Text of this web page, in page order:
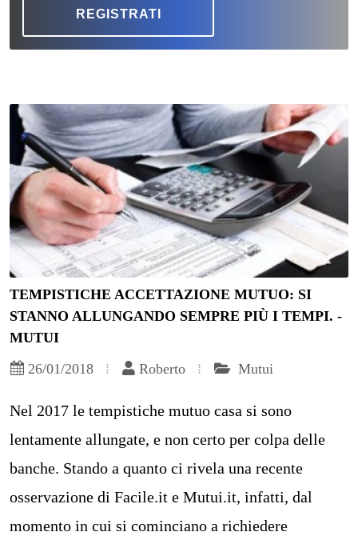
REGISTRATI
TEMPISTICHE ACCETTAZIONE MUTUO: SI
STANNO ALLUNGANDO SEMPRE PIÙ I TEMPI. -
MUTUI
26/01/2018
Roberto Mutui
Nel 2017 le tempistiche mutuo casa si sono
lentamente allungate, e non certo per colpa delle
banche. Stando a quanto ci rivela una recente
osservazione di Facile.it e Mutui.it, infatti, dal
momento in cui si cominciano a richiedere